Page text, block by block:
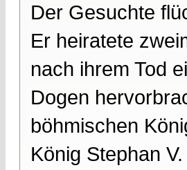
Der Gesuchte
Er heiratete
nach ihrem Tod
Dogen
böhmischen
König Stephan